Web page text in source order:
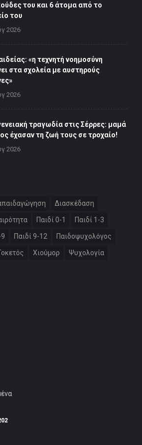
του και 6 άτομα από το
του
2026
«η τεχνητή νοημοσύνη
στα σχολεία με αυστηρούς
2026
τραγωδία στις Σέρρες: μαμά
έχασαν τη ζωή τους σε τροχαίο!
2026
Διασκέδαση
Παιδί 0-1 Παιδί 1-3
Παιδί 9-12 Παιδοψυχολόγος
Χιούμορ Ψυχολογία